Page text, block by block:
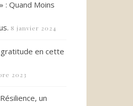
: Quand Moins
8 janvier 2024
en cette
2023
un